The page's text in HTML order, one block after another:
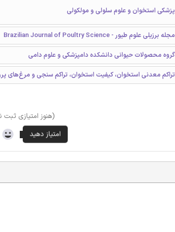
پزشکی استخوان و علوم سلولی و مولکولی
مجله برزیلی علوم طیور - Brazilian Journal of Poultry Science
گروه محصولات حیوانی دانشکده دامپزشکی و علوم دامی
تراکم معدنی استخوان، کیفیت استخوان، تراکم سنجی و مرغ‌های
(هنوز امتیازی